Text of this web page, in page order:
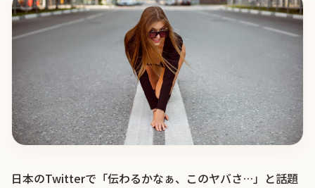
日本のTwitterで「伝わるかなぁ、このヤバさ…」と話題